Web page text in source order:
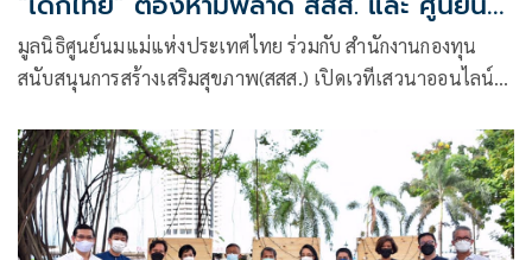
แม่ฯ ร่วมขับเคลื่อนสร้าง “สังคมนมแม่” ที่
ยั่งยืน
มูลนิธิศูนย์นมแม่แห่งประเทศไทย ร่วมกับ สำนักงานกองทุน
สนับสนุนการสร้างเสริมสุขภาพ(สสส.) เปิดเวทีเสวนาออนไลน์